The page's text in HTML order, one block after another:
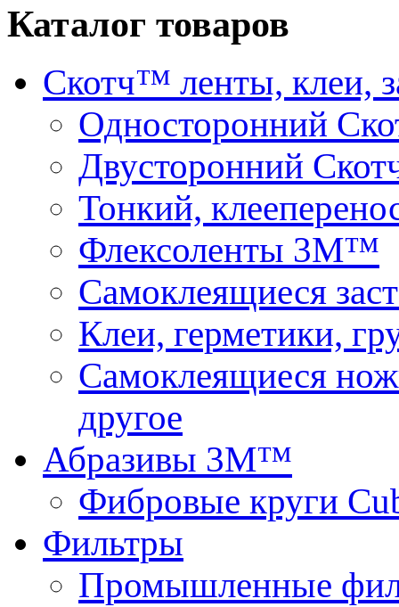
Каталог товаров
Скотч™ ленты, клеи,
Односторонний
Двусторонний
Тонкий,
Флексоленты 3М™
Самоклеящиеся
Клеи, герметики,
Самоклеящиеся
другое
Абразивы 3М™
Фибровые круги
Фильтры
Промышленные